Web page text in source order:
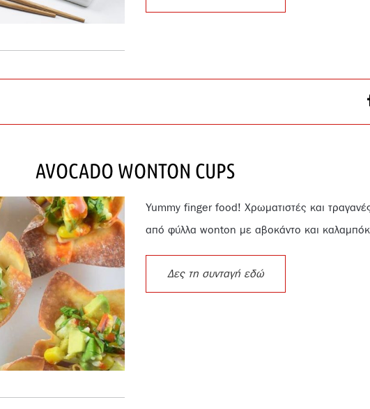
AVOCADO WONTON CUPS
Yummy finger food! Χρωματιστές και
από φύλλα wonton με αβοκάντο και
Δες τη συνταγή εδώ